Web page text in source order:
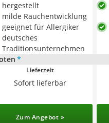
hergestellt
milde Rauchentwicklung
geeignet für Allergiker
deutsches
Traditionsunternehmen
*
Lieferzeit
Sofort lieferbar
Zum Angebot »